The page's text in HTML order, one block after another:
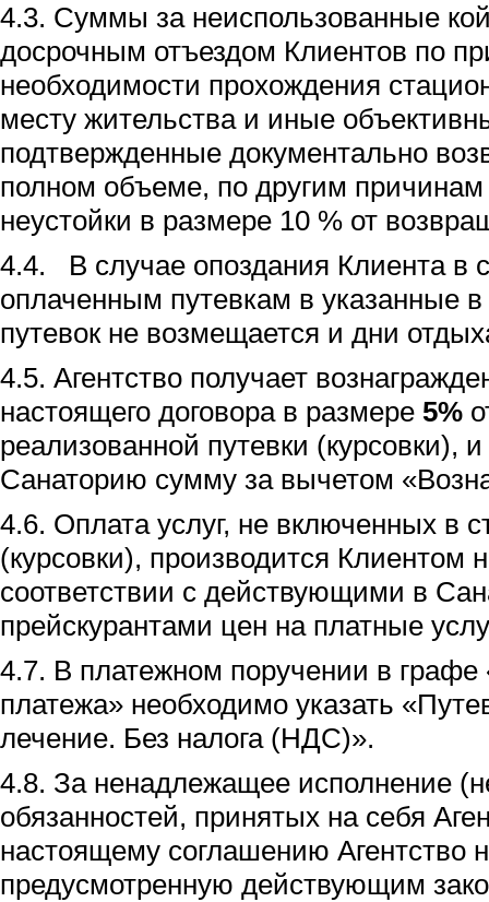
4.3. Суммы за неиспользованные
досрочным отъездом Клиентов по
необходимости прохождения
месту жительства и иные
подтвержденные документально
полном объеме, по другим
неустойки в размере 10 % от
4.4. В случае опоздания Клиента в
оплаченным путевкам в указанные
путевок не возмещается и дни
4.5. Агентство получает
настоящего договора в размере 5%
реализованной путевки (курсовки),
Санаторию сумму за вычетом
4.6. Оплата услуг, не включенных в
(курсовки), производится Клиентом
соответствии с действующими в
прейскурантами цен на платные
4.7. В платежном поручении в
платежа» необходимо указать
лечение. Без налога (НДС)».
4.8. За ненадлежащее исполнение
обязанностей, принятых на себя
настоящему соглашению Агентство
предусмотренную действующим